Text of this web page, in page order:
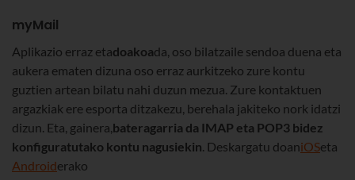
myMail
Aplikazio erraz etadoakoada, oso bilatzaile sendoa duena eta
aukera ematen dizuna oso erraz aurkitzeko zure kontu
guztien artean bilatu nahi duzun mezua. Zure kontaktuen
argazkiak ere esporta ditzakezu, berehala jakiteko nork idatzi
dizun. Eta, gainera,bateragarria da IMAP eta POP3 bidez
konfiguratutako kontu nagusiekin. Deskargatu doaniOSeta
Androiderako